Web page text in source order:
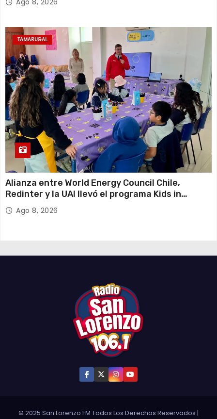
Ago 8, 2026
TAMARUGAL
Alianza entre World Energy Council Chile,
Redinter y la UAI llevó el programa Kids in
Energy a Arica y Pozo Almonte
Ago 8, 2026
© 2025 San Lorenzo FM Todos Los Derechos Reservados |